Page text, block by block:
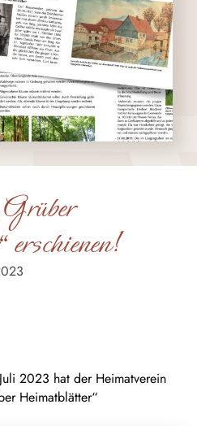
2023 hat der Heimatverein
Heimatblätter“